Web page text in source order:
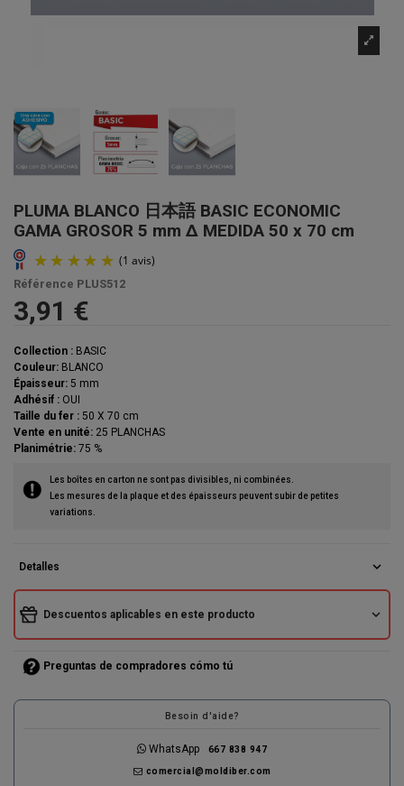
PLUMA BLANCO 日本語 BASIC ECONOMIC
GAMA GROSOR 5 mm Δ MEDIDA 50 x 70 cm
(1 avis)
Référence PLUS512
3,91 €
Collection : BASIC
Couleur: BLANCO
Épaisseur: 5 mm
Adhésif : OUI
Taille du fer : 50 X 70 cm
Vente en unité: 25 PLANCHAS
Planimétrie: 75 %
Les boîtes en carton ne sont pas divisibles, ni combinées.
Les mesures de la plaque et des épaisseurs peuvent subir de petites
variations.
Detalles expand_more
Descuentos aplicables en este producto expand_more
Preguntas de compradores cómo tú
Besoin d'aide?
WhatsApp 667 838 947
comercial@moldiber.com